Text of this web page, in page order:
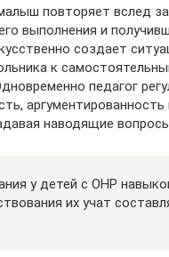
повторяет вслед
выполнения и
создает
к
педагог
аргументированность
наводящие
у детей с ОНР
их учат